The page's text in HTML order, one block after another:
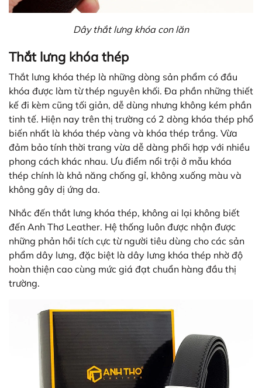
Dây thắt lưng khóa con lăn
Thắt lưng khóa thép
Thắt lưng khóa thép là những dòng sản phẩm có đầu
khóa được làm từ thép nguyên khối. Đa phần những thiết
kế đi kèm cũng tối giản, dễ dùng nhưng không kém phần
tinh tế. Hiện nay trên thị trường có 2 dòng khóa thép phổ
biến nhất là khóa thép vàng và khóa thép trắng. Vừa
đảm bảo tính thời trang vừa dễ dàng phối hợp với nhiều
phong cách khác nhau. Ưu điểm nổi trội ở mẫu khóa
thép chính là khả năng chống gỉ, không xuống màu và
không gây dị ứng da.
Nhắc đến thắt lưng khóa thép, không ai lại không biết
đến Anh Thơ Leather. Hệ thống luôn được nhận được
những phản hồi tích cực từ người tiêu dùng cho các sản
phẩm dây lưng, đặc biệt là dây lưng khóa thép nhờ độ
hoàn thiện cao cùng mức giá đạt chuẩn hàng đầu thị
trường.